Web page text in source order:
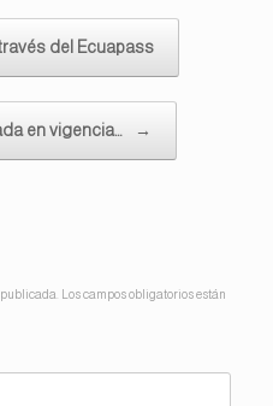
del Ecuapass
en vigencia… →
Los campos obligatorios están